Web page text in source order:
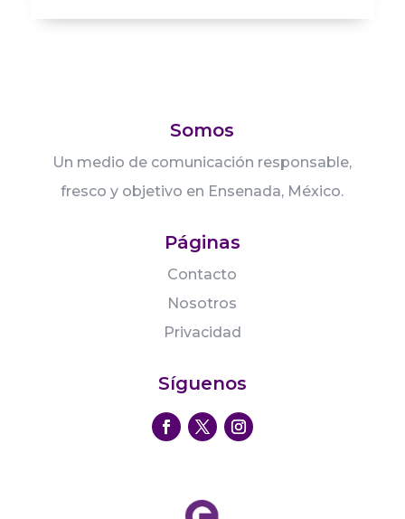
Somos
Un medio de comunicación responsable,
fresco y objetivo en Ensenada, México.
Páginas
Contacto
Nosotros
Privacidad
Síguenos